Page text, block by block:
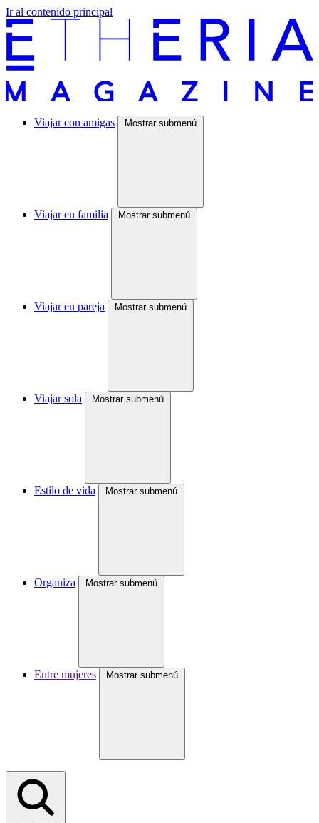
Ir al contenido principal
Viajar con amigas Mostrar submenú
Viajar en familia Mostrar submenú
Viajar en pareja Mostrar submenú
Viajar sola Mostrar submenú
Estilo de vida Mostrar submenú
Organiza Mostrar submenú
Entre mujeres Mostrar submenú